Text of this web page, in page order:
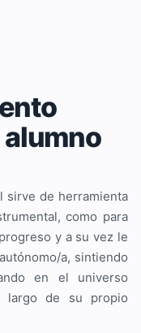
alumno
sirve de herramienta
como para
y a su vez le
a, sintiendo
en el universo
largo de su propio